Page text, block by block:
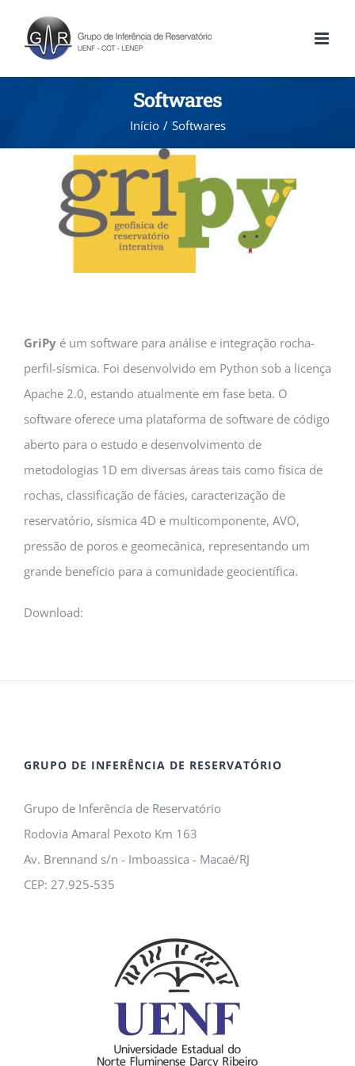
Softwares
Início Softwares
GriPy é um software para análise e integração rocha-
perfil-sísmica. Foi desenvolvido em Python sob a licença
Apache 2.0, estando atualmente em fase beta. O
software oferece uma plataforma de software de código
aberto para o estudo e desenvolvimento de
metodologias 1D em diversas áreas tais como física de
rochas, classificação de fácies, caracterização de
reservatório, sísmica 4D e multicomponente, AVO,
pressão de poros e geomecânica, representando um
grande benefício para a comunidade geocientífica.
Download:
GRUPO DE INFERÊNCIA DE RESERVATÓRIO
Grupo de Inferência de Reservatório
Rodovia Amaral Pexoto Km 163
Av. Brennand s/n - Imboassica - Macaé/RJ
CEP: 27.925-535